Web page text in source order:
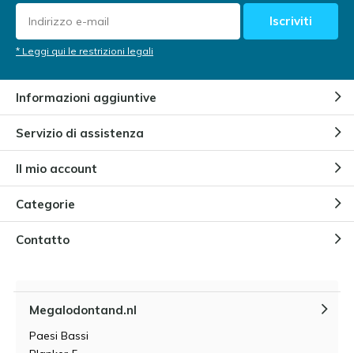
Iscriviti
* Leggi qui le restrizioni legali
Informazioni aggiuntive
Servizio di assistenza
Il mio account
Categorie
Contatto
Megalodontand.nl
Paesi Bassi